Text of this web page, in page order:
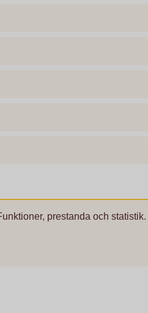
prestanda och statistik.